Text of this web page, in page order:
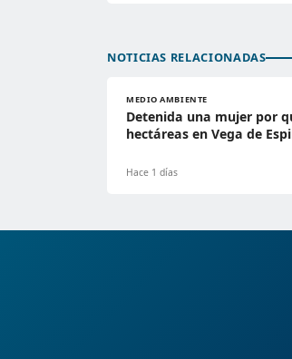
NOTICIAS RELACIONADAS
MEDIO AMBIENTE
Detenida una mujer por
hectáreas en Vega de
Hace 1 días